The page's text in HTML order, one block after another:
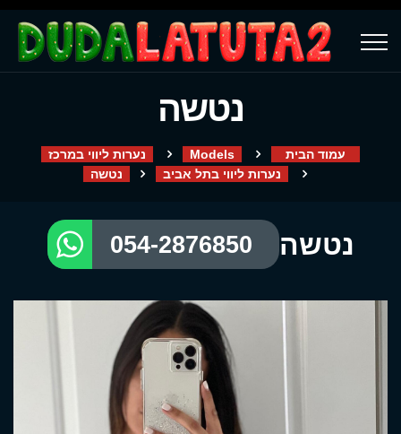
נטשה
עמוד הבית Models
נערות ליווי במרכז
נערות ליווי בתל אביב
נטשה
נטשה 054-2876850